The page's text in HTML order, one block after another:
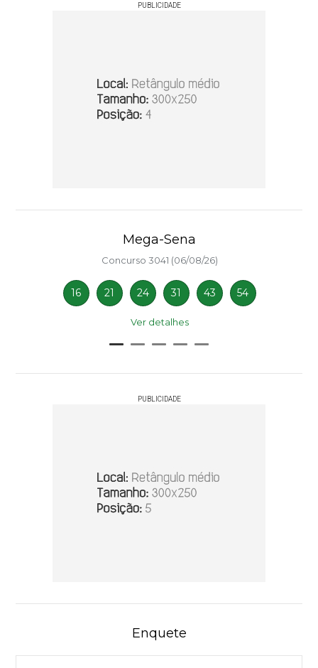
PUBLICIDADE
Mega-Sena
Concurso 3041 (06/08/26)
16 21 24 31 43 54
Ver detalhes
PUBLICIDADE
Enquete